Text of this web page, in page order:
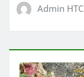
Admin HTC